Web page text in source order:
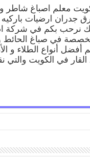
معلم اصباغ
جدران ارضيات
نرحب بكم في شركة
في صباغ الحائط
أفضل أنواع الطلاء و
القار في الكويت والتي